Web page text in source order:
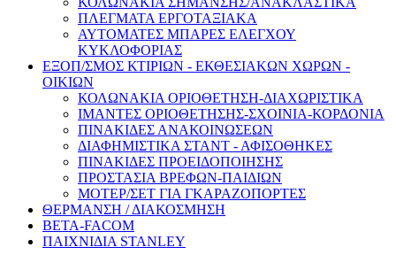
ΠΛΕΓΜΑΤΑ ΕΡΓΟΤΑΞΙΑΚΑ
ΑΥΤΟΜΑΤΕΣ ΜΠΑΡΕΣ ΕΛΕΓΧΟΥ
ΚΥΚΛΟΦΟΡΙΑΣ
ΕΞΟΠ/ΣΜΟΣ ΚΤΙΡΙΩΝ - ΕΚΘΕΣΙΑΚΩΝ ΧΩΡΩΝ -
ΟΙΚΙΩΝ
ΚΟΛΩΝΑΚΙΑ ΟΡΙΟΘΕΤΗΣΗ-ΔΙΑΧΩΡΙΣΤΙΚΑ
ΙΜΑΝΤΕΣ ΟΡΙΟΘΕΤΗΣΗΣ-ΣΧΟΙΝΙΑ-ΚΟΡΔΟΝΙΑ
ΠΙΝΑΚΙΔΕΣ ΑΝΑΚΟΙΝΩΣΕΩΝ
ΔΙΑΦΗΜΙΣΤΙΚΑ ΣΤΑΝΤ - ΑΦΙΣΟΘΗΚΕΣ
ΠΙΝΑΚΙΔΕΣ ΠΡΟΕΙΔΟΠΟΙΗΣΗΣ
ΠΡΟΣΤΑΣΙΑ ΒΡΕΦΩΝ-ΠΑΙΔΙΩΝ
ΜΟΤΕΡ/ΣΕΤ ΓΙΑ ΓΚΑΡΑΖΟΠΟΡΤΕΣ
ΘΕΡΜΑΝΣΗ / ΔΙΑΚΟΣΜΗΣΗ
BETA-FACOM
ΠΑΙΧΝΙΔΙΑ STANLEY